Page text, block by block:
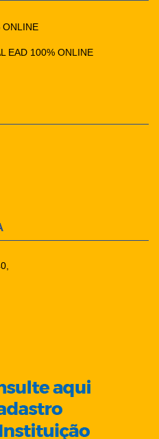
ONLINE
EAD 100% ONLINE